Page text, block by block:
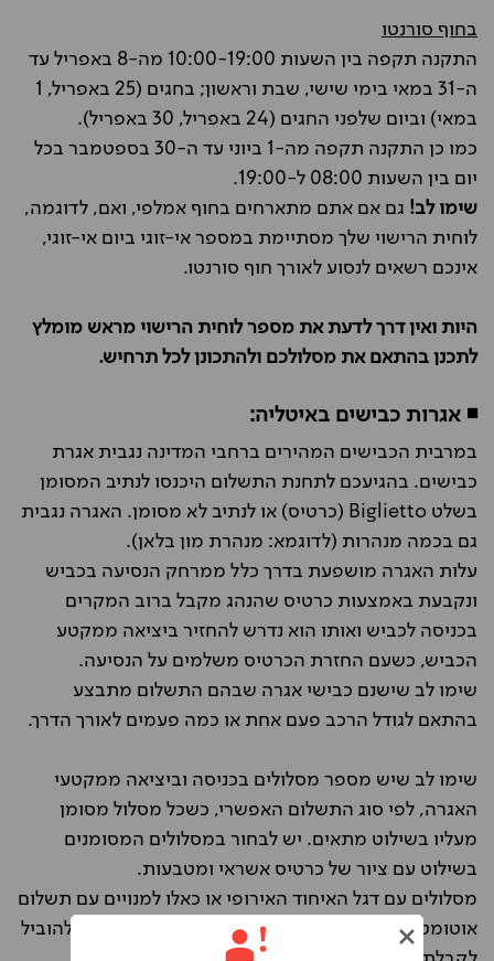
בחוף סורנטו
התקנה תקפה בין השעות 10:00-19:00 מה-8 באפריל עד
ה-31 במאי בימי שישי, שבת וראשון; בחגים (25 באפריל, 1
במאי) וביום שלפני החגים (24 באפריל, 30 באפריל).
כמו כן התקנה תקפה מה-1 ביוני עד ה-30 בספטמבר בכל
יום בין השעות 08:00 ל-19:00.
שימו לב! גם אם אתם מתארחים בחוף אמלפי, ואם, לדוגמה,
לוחית הרישוי שלך מסתיימת במספר אי-זוגי ביום אי-זוגי,
אינכם רשאים לנסוע לאורך חוף סורנטו.
היות ואין דרך לדעת את מספר לוחית הרישוי מראש מומלץ
לתכנן בהתאם את מסלולכם ולהתכונן לכל תרחיש.
◾ אגרות כבישים באיטליה:
במרבית הכבישים המהירים ברחבי המדינה נגבית אגרת
כבישים. בהגיעכם לתחנת התשלום היכנסו לנתיב המסומן
בשלט Biglietto (כרטיס) או לנתיב לא מסומן. האגרה נגבית
גם בכמה מנהרות (לדוגמא: מנהרת מון בלאן).
עלות האגרה מושפעת בדרך כלל ממרחק הנסיעה בכביש
ונקבעת באמצעות כרטיס שהנהג מקבל ברוב המקרים
בכניסה לכביש ואותו הוא נדרש להחזיר ביציאה ממקטע
הכביש, כשעם החזרת הכרטיס משלמים על הנסיעה.
שימו לב שישנם כבישי אגרה שבהם התשלום מתבצע
בהתאם לגודל הרכב פעם אחת או כמה פעמים לאורך הדרך.
שימו לב שיש מספר מסלולים בכניסה וביציאה ממקטעי
האגרה, לפי סוג התשלום האפשרי, כשכל מסלול מסומן
מעליו בשילוט מתאים. יש לבחור במסלולים המסומנים
בשילוט עם ציור של כרטיס אשראי ומטבעות.
מסלולים עם דגל האיחוד האירופי או כאלו למנויים עם תשלום
אוטומטי רלוונטיים למקומיים בלבד, ומעבר בהם יכול להוביל